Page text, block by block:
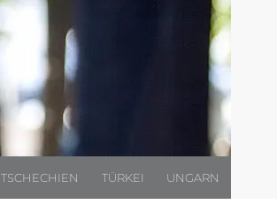
TSCHECHIEN TÜRKEI UNGARN